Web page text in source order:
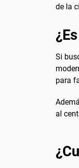
de la
Si
para
al